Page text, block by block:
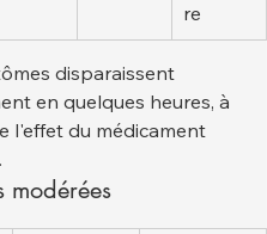
re
disparaissent
en quelques heures, à
l'effet du médicament
modérées